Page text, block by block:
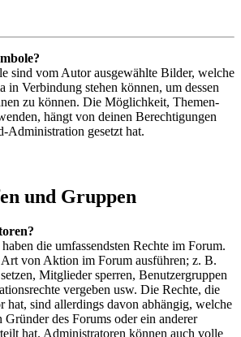
sind vom Autor ausgewählte Bilder, welche
in Verbindung stehen können, um dessen
zu können. Die Möglichkeit, Themen-
hängt von deinen Berechtigungen
Administration gesetzt hat.
und Gruppen
die umfassendsten Rechte im Forum.
Art von Aktion im Forum ausführen; z. B.
Mitglieder sperren, Benutzergruppen
vergeben usw. Die Rechte, die
hat, sind allerdings davon abhängig, welche
Gründer des Forums oder ein anderer
hat. Administratoren können auch volle